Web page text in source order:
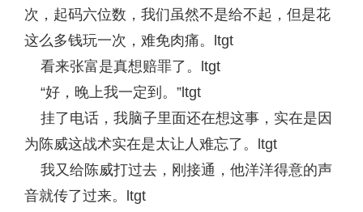
次，起码六位数，我们虽然不是给不起，但是花
这么多钱玩一次，难免肉痛。ltgt
看来张富是真想赔罪了。ltgt
“好，晚上我一定到。”ltgt
挂了电话，我脑子里面还在想这事，实在是因
为陈威这战术实在是太让人难忘了。ltgt
我又给陈威打过去，刚接通，他洋洋得意的声
音就传了过来。ltgt